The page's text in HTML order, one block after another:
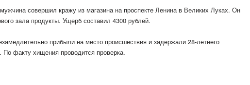
совершил кражу из магазина на проспекте Ленина в Великих Луках. Он
зала продукты. Ущерб составил 4300 рублей.
прибыли на место происшествия и задержали 28-летнего
По факту хищения проводится проверка.